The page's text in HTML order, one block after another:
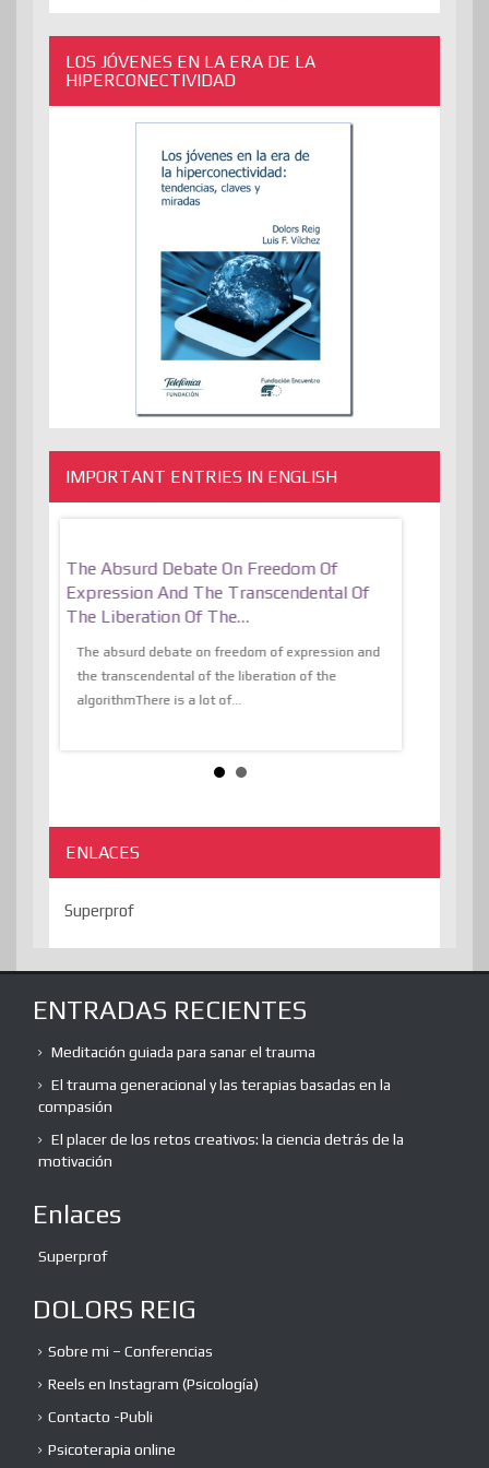
LOS JÓVENES EN LA ERA DE LA
HIPERCONECTIVIDAD
IMPORTANT ENTRIES IN ENGLISH
The Absurd Debate On Freedom Of
Expression And The Transcendental Of
The Liberation Of The…
The absurd debate on freedom of expression and
the transcendental of the liberation of the
algorithmThere is a lot of...
ENLACES
Superprof
ENTRADAS RECIENTES
Meditación guiada para sanar el trauma
El trauma generacional y las terapias basadas en la
compasión
El placer de los retos creativos: la ciencia detrás de la
motivación
Enlaces
Superprof
DOLORS REIG
Sobre mi – Conferencias
Reels en Instagram (Psicología)
Contacto -Publi
Psicoterapia online